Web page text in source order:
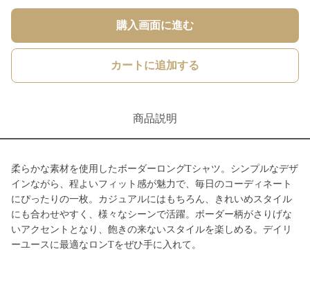
購入画面に進む
カートに追加する
商品説明
柔らかな素材を使用したボーダーロングTシャツ。シンプルなデザ
インながら、程よいフィット感が魅力で、毎日のコーディネート
にぴったりの一枚。カジュアルにはもちろん、きれいめスタイル
にも合わせやすく、様々なシーンで活躍。ボーダー柄がさりげな
いアクセントとなり、飽きの来ないスタイルを楽しめる。デイリ
ーユースに最適なロンTをぜひ手に入れて。